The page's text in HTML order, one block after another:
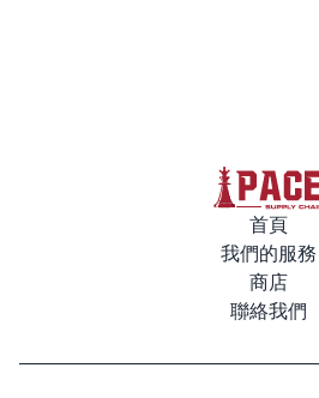
首頁
我們的服務
商店
聯絡我們